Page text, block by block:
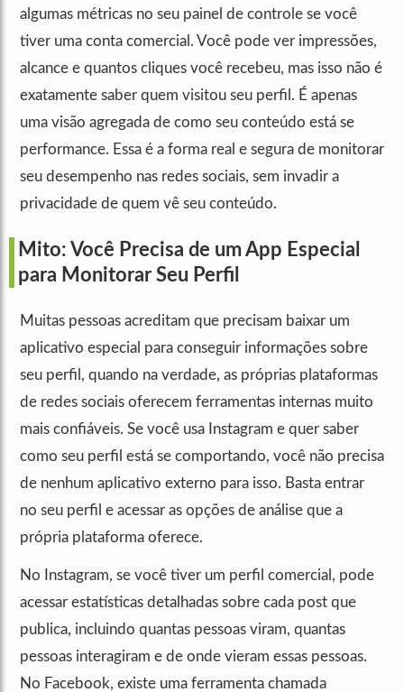
algumas métricas no seu painel de controle se você
tiver uma conta comercial. Você pode ver impressões,
alcance e quantos cliques você recebeu, mas isso não é
exatamente saber quem visitou seu perfil. É apenas
uma visão agregada de como seu conteúdo está se
performance. Essa é a forma real e segura de monitorar
seu desempenho nas redes sociais, sem invadir a
privacidade de quem vê seu conteúdo.
Mito: Você Precisa de um App Especial
para Monitorar Seu Perfil
Muitas pessoas acreditam que precisam baixar um
aplicativo especial para conseguir informações sobre
seu perfil, quando na verdade, as próprias plataformas
de redes sociais oferecem ferramentas internas muito
mais confiáveis. Se você usa Instagram e quer saber
como seu perfil está se comportando, você não precisa
de nenhum aplicativo externo para isso. Basta entrar
no seu perfil e acessar as opções de análise que a
própria plataforma oferece.
No Instagram, se você tiver um perfil comercial, pode
acessar estatísticas detalhadas sobre cada post que
publica, incluindo quantas pessoas viram, quantas
pessoas interagiram e de onde vieram essas pessoas.
No Facebook, existe uma ferramenta chamada